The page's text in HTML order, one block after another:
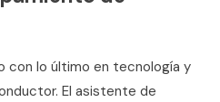
con lo último en tecnología y
El asistente de